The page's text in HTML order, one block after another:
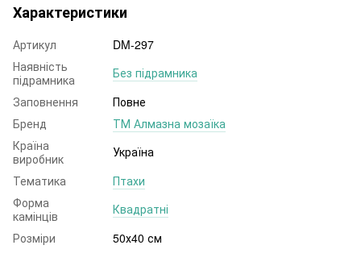
Характеристики
Артикул
DM-297
Наявність
підрамника
Без підрамника
Заповнення
Повне
Бренд
ТМ Алмазна мозаїка
Країна
виробник
Україна
Тематика
Птахи
Форма
камінців
Квадратні
Розміри
50х40 см